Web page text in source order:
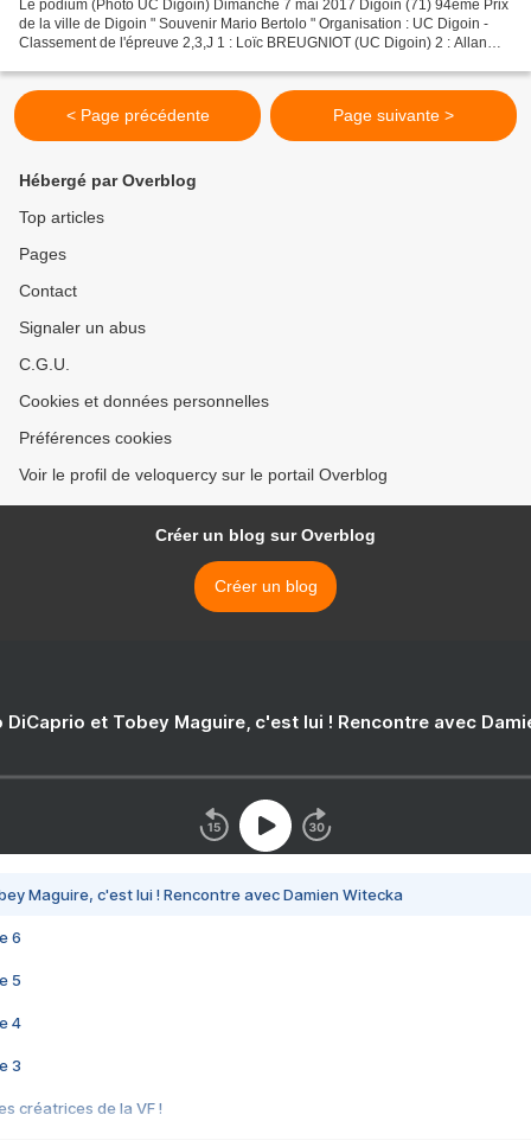
Le podium (Photo UC Digoin) Dimanche 7 mai 2017 Digoin (71) 94ème Prix
de la ville de Digoin " Souvenir Mario Bertolo " Organisation : UC Digoin -
Classement de l'épreuve 2,3,J 1 : Loïc BREUGNIOT (UC Digoin) 2 : Allan
< Page précédente Page suivante >
Hébergé par Overblog
Top articles
Pages
Contact
Signaler un abus
C.G.U.
Cookies et données personnelles
Préférences cookies
Voir le profil de veloquercy sur le portail Overblog
Créer un blog sur Overblog
Créer un blog
DiCaprio et Tobey Maguire, c'est lui ! Rencontre avec
Maguire, c'est lui ! Rencontre avec Damien Witecka
6
5
4
3
créatrices de la VF !